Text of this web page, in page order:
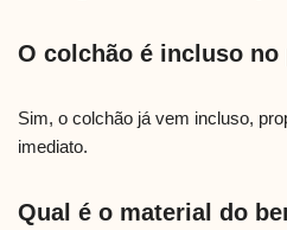
O colchão é incluso no
Sim, o colchão já vem incluso,
imediato.
Qual é o material do